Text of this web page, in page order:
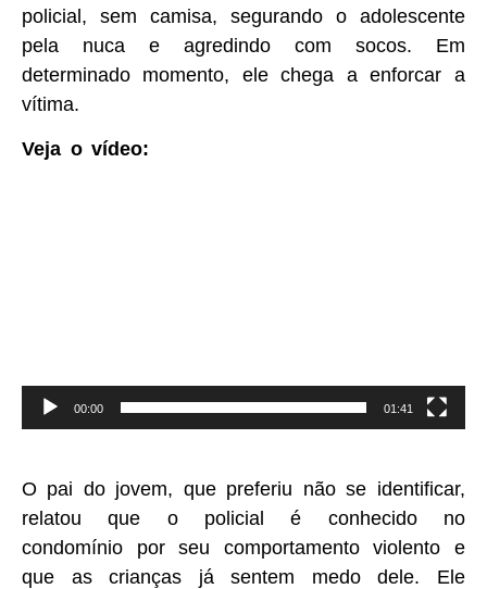
policial, sem camisa, segurando o adolescente
pela nuca e agredindo com socos. Em
determinado momento, ele chega a enforcar a
vítima.
Veja o vídeo:
00:00 01:41
O pai do jovem, que preferiu não se identificar,
relatou que o policial é conhecido no
condomínio por seu comportamento violento e
que as crianças já sentem medo dele. Ele